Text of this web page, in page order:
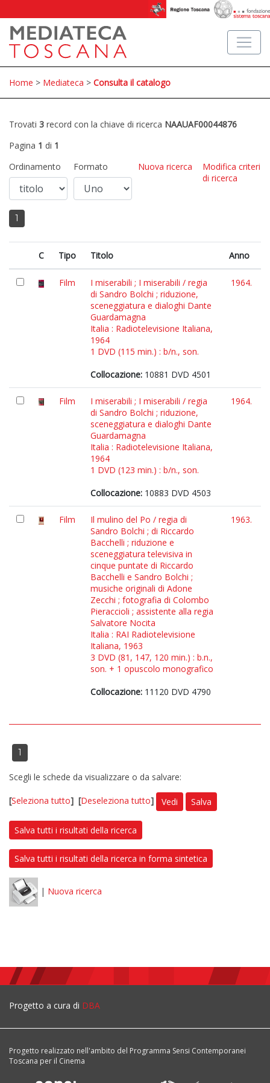
Home > Mediateca > Consulta il catalogo
Trovati 3 record con la chiave di ricerca NAAUAF00044876
Pagina 1 di 1
Ordinamento
Formato Nuova ricerca
Modifica criteri
di ricerca
1
C Tipo Titolo Anno
Film
I miserabili ; I miserabili / regia
di Sandro Bolchi ; riduzione,
sceneggiatura e dialoghi Dante
Guardamagna
Italia : Radiotelevisione Italiana,
1964
1 DVD (115 min.) : b/n., son.
Collocazione: 10881 DVD 4501
1964.
Film
I miserabili ; I miserabili / regia
di Sandro Bolchi ; riduzione,
sceneggiatura e dialoghi Dante
Guardamagna
Italia : Radiotelevisione Italiana,
1964
1 DVD (123 min.) : b/n., son.
Collocazione: 10883 DVD 4503
1964.
Film
Il mulino del Po / regia di
Sandro Bolchi ; di Riccardo
Bacchelli ; riduzione e
sceneggiatura televisiva in
cinque puntate di Riccardo
Bacchelli e Sandro Bolchi ;
musiche originali di Adone
Zecchi ; fotografia di Colombo
Pieraccioli ; assistente alla regia
Salvatore Nocita
Italia : RAI Radiotelevisione
Italiana, 1963
3 DVD (81, 147, 120 min.) : b.n.,
son. + 1 opuscolo monografico
Collocazione: 11120 DVD 4790
1963.
1
Scegli le schede da visualizzare o da salvare:
[Seleziona tutto] [Deseleziona tutto] Vedi Salva
Salva tutti i risultati della ricerca
Salva tutti i risultati della ricerca in forma sintetica
| Nuova ricerca
Progetto a cura di DBA
Progetto realizzato nell'ambito del Programma Sensi Contemporanei
Toscana per il Cinema